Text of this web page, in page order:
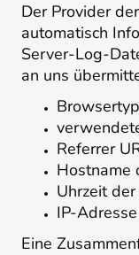
Der Provider
automatisch
Server-Log-
an uns
Referrer
Hostname
Uhrzeit
IP-Adresse
Eine